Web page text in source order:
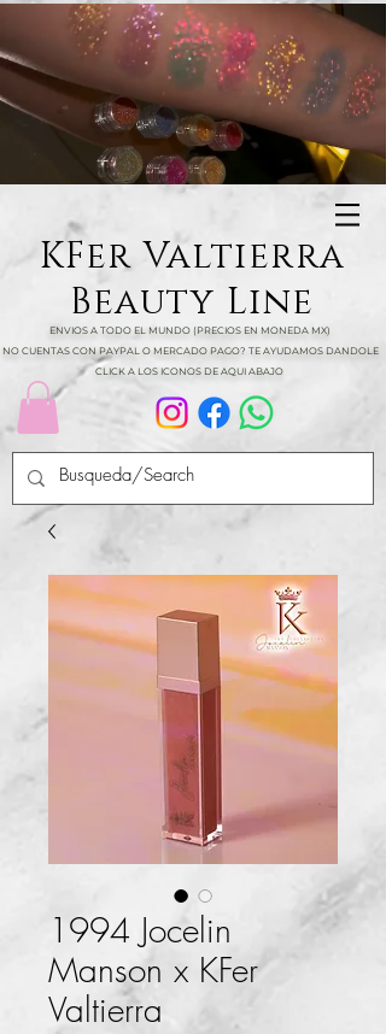
KFer Valtierra
Beauty Line
ENVIOS A TODO EL MUNDO (PRECIOS EN MONEDA MX)
NO CUENTAS CON PAYPAL O MERCADO PAGO? TE AYUDAMOS DANDOLE
CLICK A LOS ICONOS DE AQUI ABAJO
1994 Jocelin
Manson x KFer
Valtierra